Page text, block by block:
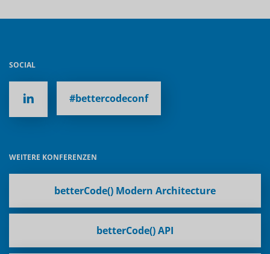
SOCIAL
#bettercodeconf
WEITERE KONFERENZEN
betterCode() Modern Architecture
betterCode() API